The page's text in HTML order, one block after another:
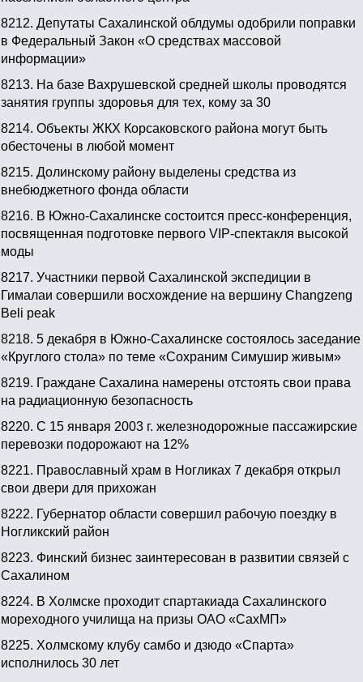
8212. Депутаты Сахалинской облдумы одобрили поправки
в Федеральный Закон «О средствах массовой
информации»
8213. На базе Вахрушевской средней школы проводятся
занятия группы здоровья для тех, кому за 30
8214. Объекты ЖКХ Корсаковского района могут быть
обесточены в любой момент
8215. Долинскому району выделены средства из
внебюджетного фонда области
8216. В Южно-Сахалинске состоится пресс-конференция,
посвященная подготовке первого VIP-спектакля высокой
моды
8217. Участники первой Сахалинской экспедиции в
Гималаи совершили восхождение на вершину Changzeng
Beli peak
8218. 5 декабря в Южно-Сахалинске состоялось заседание
«Круглого стола» по теме «Сохраним Симушир живым»
8219. Граждане Сахалина намерены отстоять свои права
на радиационную безопасность
8220. С 15 января 2003 г. железнодорожные пассажирские
перевозки подорожают на 12%
8221. Православный храм в Ногликах 7 декабря открыл
свои двери для прихожан
8222. Губернатор области совершил рабочую поездку в
Ногликский район
8223. Финский бизнес заинтересован в развитии связей с
Сахалином
8224. В Холмске проходит спартакиада Сахалинского
мореходного училища на призы ОАО «СахМП»
8225. Холмскому клубу самбо и дзюдо «Спарта»
исполнилось 30 лет